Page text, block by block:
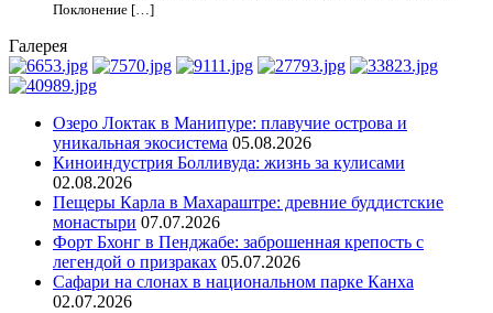
Поклонение […]
Галерея
Озеро Локтак в Манипуре: плавучие острова и
уникальная экосистема 05.08.2026
Киноиндустрия Болливуда: жизнь за кулисами
02.08.2026
Пещеры Карла в Махараштре: древние буддистские
монастыри 07.07.2026
Форт Бхонг в Пенджабе: заброшенная крепость с
легендой о призраках 05.07.2026
Сафари на слонах в национальном парке Канха
02.07.2026